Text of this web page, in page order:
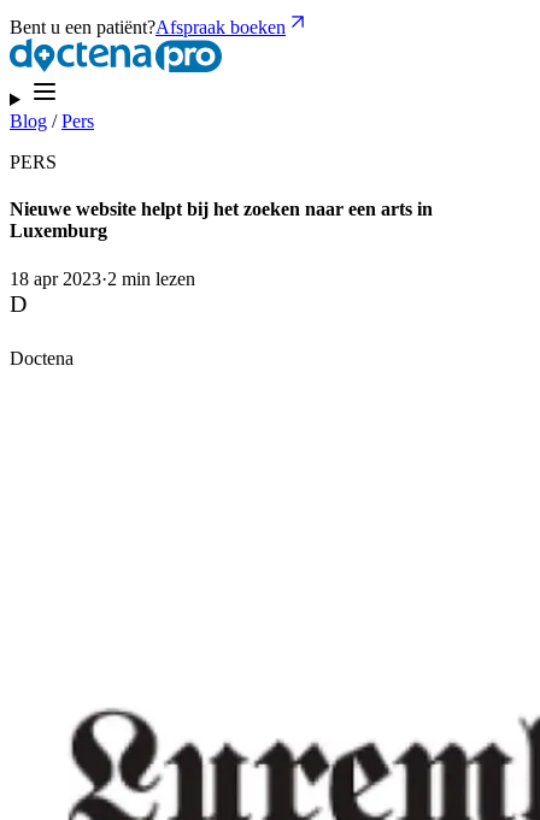
Bent u een patiënt?Afspraak boeken
Blog /Pers
PERS
Nieuwe website helpt bij het zoeken naar een arts in
Luxemburg
18 apr 2023·2 min lezen
D
Doctena